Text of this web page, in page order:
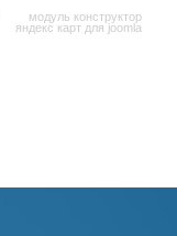
модуль конструктор
яндекс карт для joomla